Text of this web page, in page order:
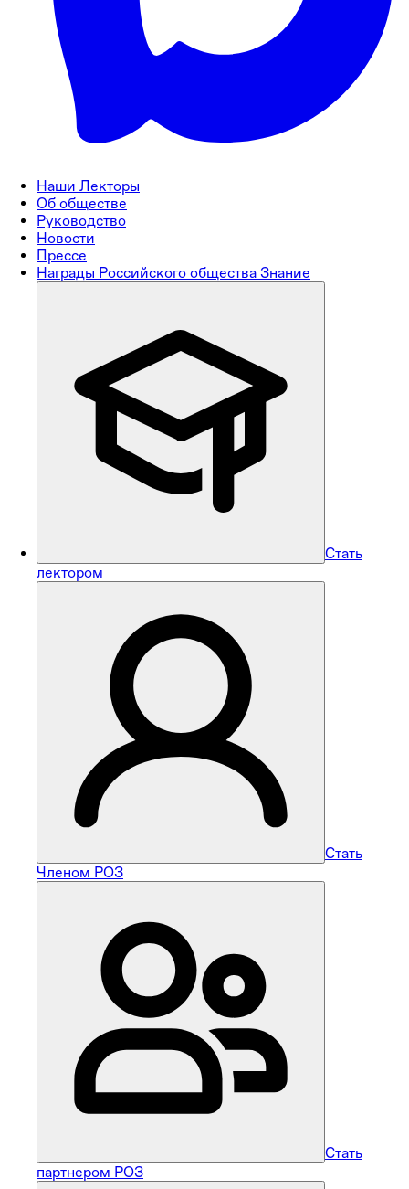
Наши Лекторы
Об обществе
Руководство
Новости
Прессе
Награды Российского общества Знание
Стать
лектором
Стать
Членом РОЗ
Стать
партнером РОЗ